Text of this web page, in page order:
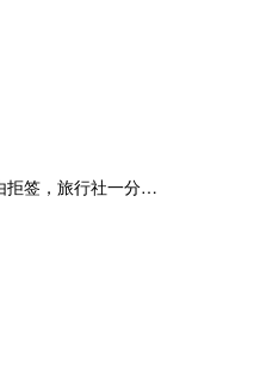
去新加坡旅游被无理由拒签，旅行社一分钱都不退给她